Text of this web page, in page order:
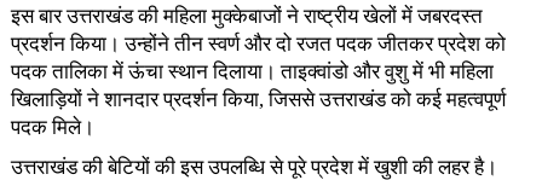
इस बार उत्तराखंड की महिला मुक्केबाजों ने राष्ट्रीय खेलों में जबरदस्त
प्रदर्शन किया। उन्होंने तीन स्वर्ण और दो रजत पदक जीतकर प्रदेश को
पदक तालिका में ऊंचा स्थान दिलाया। ताइक्वांडो और वुशु में भी महिला
खिलाड़ियों ने शानदार प्रदर्शन किया, जिससे उत्तराखंड को कई महत्वपूर्ण
पदक मिले।
उत्तराखंड की बेटियों की इस उपलब्धि से पूरे प्रदेश में खुशी की लहर है।